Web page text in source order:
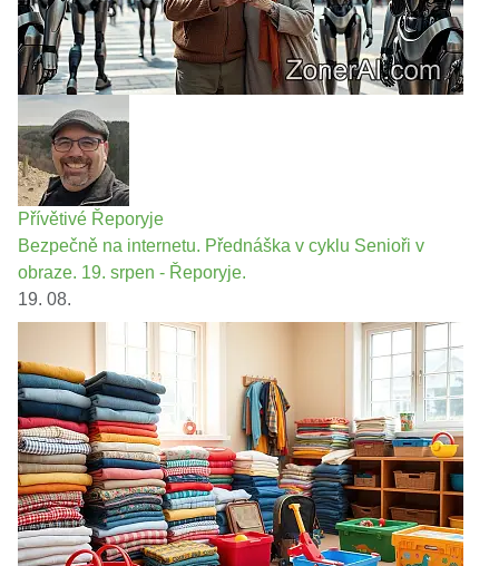
Přívětivé Řeporyje
Bezpečně na internetu. Přednáška v cyklu Senioři v
obraze. 19. srpen - Řeporyje.
19. 08.